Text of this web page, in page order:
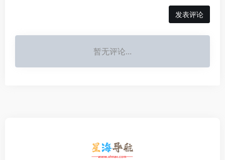
发表评论
暂无评论...